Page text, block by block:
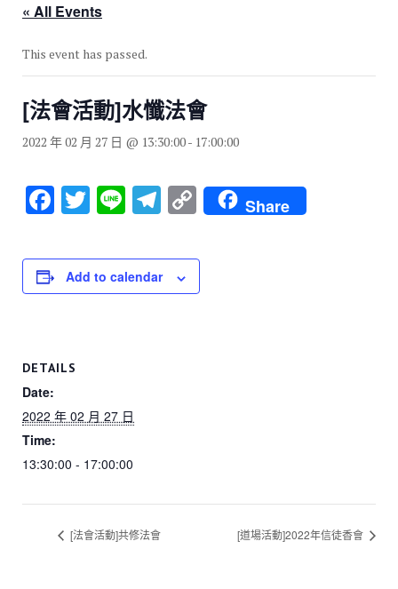
« All Events
This event has passed.
[法會活動]水懺法會
2022 年 02 月 27 日 @ 13:30:00- 17:00:00
F
c
e
o
k
T
tt
er
Li
e
T
e
gr
C
o
p
y
Share
Add to calendar
DETAILS
Date:
2022 年 02 月 27 日
Time:
13:30:00 - 17:00:00
[法會活動]共修法會 [道場活動]2022年信徒香會